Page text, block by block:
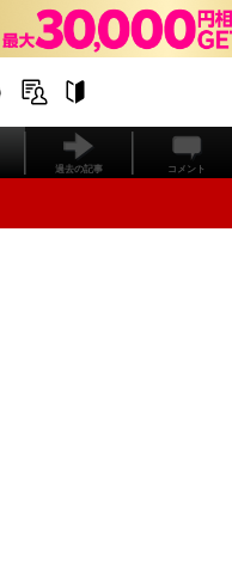
過去の記事 コメント